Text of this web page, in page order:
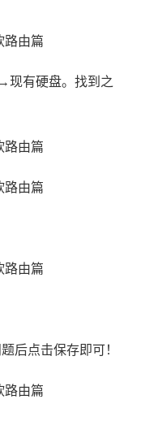
路由篇
现有硬盘。找到之
路由篇
路由篇
路由篇
后点击保存即可！
路由篇